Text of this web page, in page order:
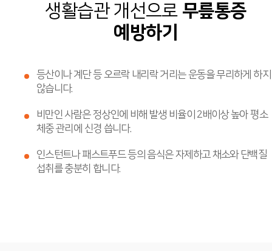
생활습관 개선으로무릎통증
예방하기
등산이나 계단 등 오르락 내리락 거리는 운동을 무리하게 하지
않습니다.
비만인 사람은 정상인에 비해 발생 비율이 2배이상 높아 평소
체중 관리에 신경 씁니다.
인스턴트나 패스트푸드 등의 음식은 자제하고 채소와 단백질
섭취를 충분히 합니다.